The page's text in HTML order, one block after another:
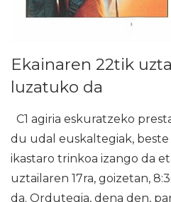
Ekainaren 22tik
luzatuko da
C1 agiria eskuratzeko
du udal euskaltegiak,
ikastaro trinkoa izango da
uztailaren 17ra, goizetan,
da. Ordutegia, dena den,